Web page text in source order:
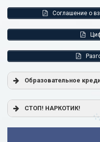
Соглашение о
Образовательное
Постановление
«О государственной
Распоряжение
СТОП! НАРКОТИК!